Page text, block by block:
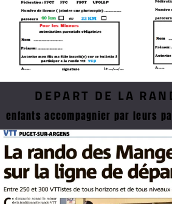
DEPART DE LA
enfants accompagnier par leurs